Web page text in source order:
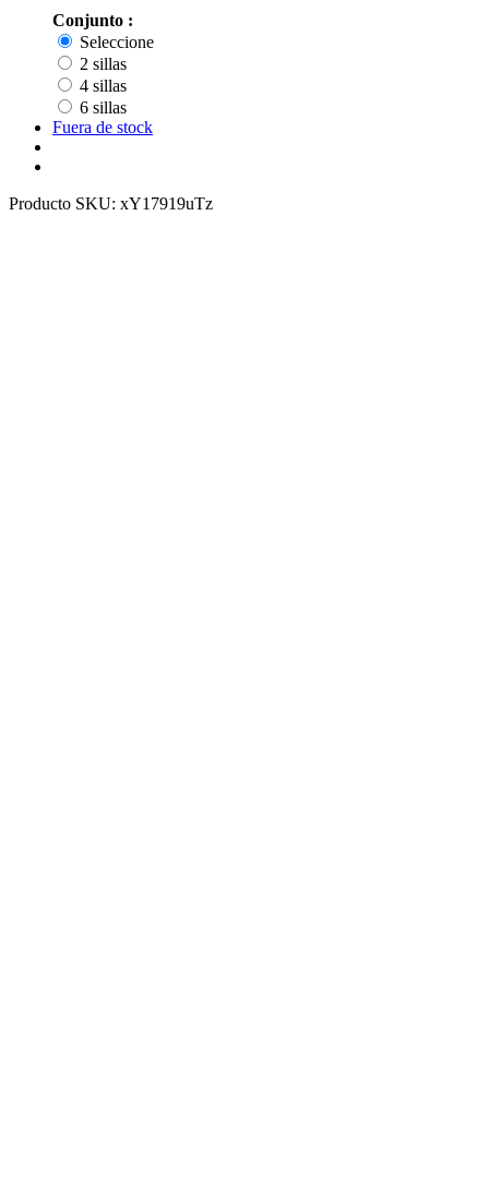
Conjunto :
Seleccione
2 sillas
4 sillas
6 sillas
Fuera de stock
Producto SKU: xY17919uTz